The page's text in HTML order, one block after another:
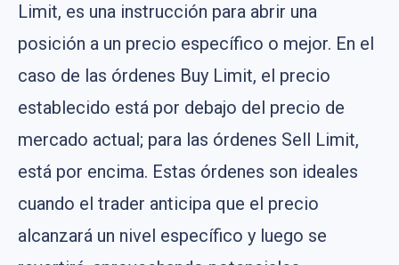
Limit, es una instrucción para abrir una
posición a un precio específico o mejor. En el
caso de las órdenes Buy Limit, el precio
establecido está por debajo del precio de
mercado actual; para las órdenes Sell Limit,
está por encima. Estas órdenes son ideales
cuando el trader anticipa que el precio
alcanzará un nivel específico y luego se